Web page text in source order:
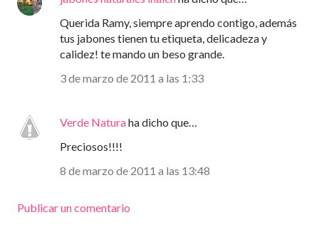
Querida Ramy, siempre aprendo contigo, además
tus jabones tienen tu etiqueta, delicadeza y
calidez! te mando un beso grande.
3 de marzo de 2011 a las 1:33
Verde Naturaha dicho que…
Preciosos!!!!
8 de marzo de 2011 a las 13:48
Publicar un comentario